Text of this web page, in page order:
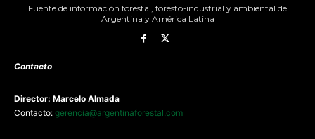
Fuente de información forestal, foresto-industrial y ambiental de
Argentina y América Latina
Contacto
Director: Marcelo Almada
Contacto: gerencia@argentinaforestal.com